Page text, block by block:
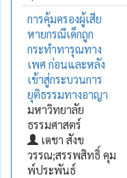
การคุ้มครองผู้เสีย
หายกรณีเด็กถูก
กระทำทารุณทาง
เพศ ก่อนและหลัง
เข้าสู่กระบวนการ
ยุติธรรมทางอาญา
มหาวิทยาลัย
ธรรมศาสตร์
เดชา สังข
วรรณ;สรรพสิทธิ์ คุม
พ์ประพันธ์